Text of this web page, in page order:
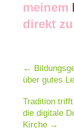
meinem
direkt
←
über gutes
Tradition
die digitale
Kirche→